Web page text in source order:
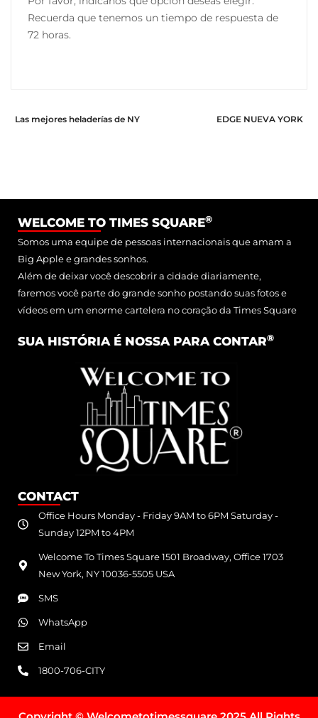
Recuerda que tenemos un tiempo de respuesta de
72 horas.
Las mejores heladerías de NY EDGE NUEVA YORK
WELCOME TO TIMES SQUARE®
Somos uma equipe de pessoas internacionais que amam a
Big Apple e grandes sonhos.
Além de deixar você descobrir a cidade diariamente,
faremos você parte do grande sonho postando suas fotos e
vídeos em um enorme cartelera no coração da Times Square
SUA HISTÓRIA É NOSSA PARA CONTAR®
CONTACT
Office Hours Monday - Friday 9AM to 6PM Saturday -
Sunday 12PM to 4PM
Welcome To Times Square 1501 Broadway, Office 1703
New York, NY 10036-5505 USA
SMS
WhatsApp
Email
1800-706-CITY